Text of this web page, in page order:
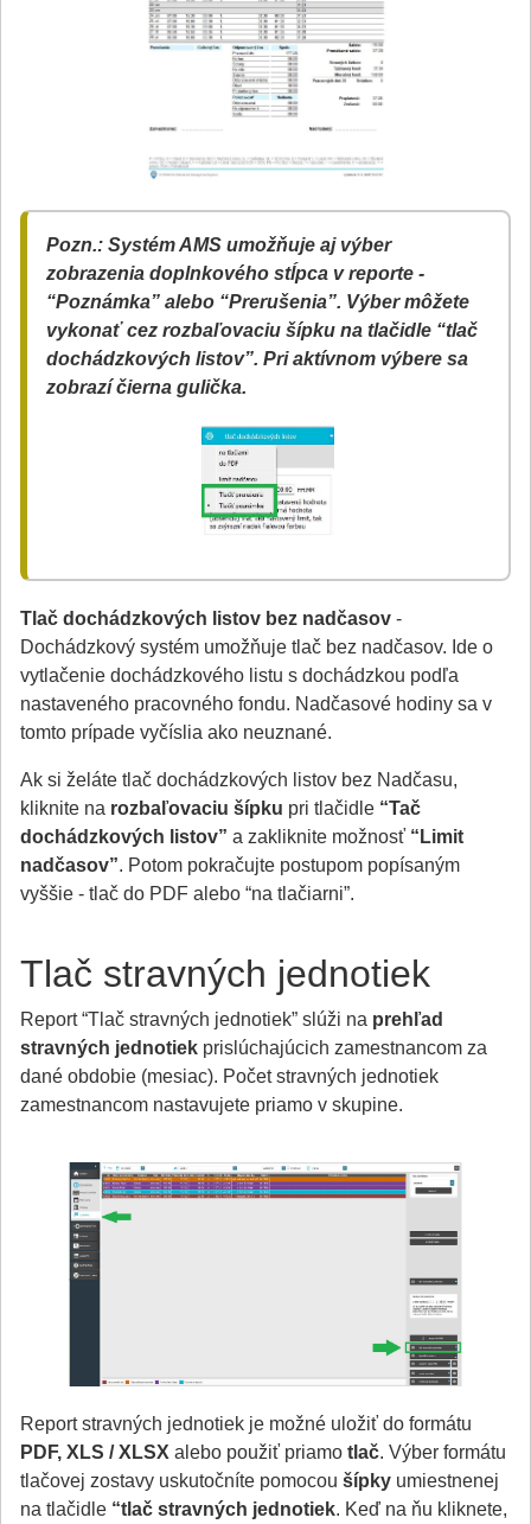
Pozn.: Systém AMS umožňuje aj výber
zobrazenia doplnkového stĺpca v reporte -
“Poznámka” alebo “Prerušenia”. Výber môžete
vykonať cez rozbaľovaciu šípku na tlačidle “tlač
dochádzkových listov”. Pri aktívnom výbere sa
zobrazí čierna gulička.
Tlač dochádzkových listov bez nadčasov -
Dochádzkový systém umožňuje tlač bez nadčasov. Ide o
vytlačenie dochádzkového listu s dochádzkou podľa
nastaveného pracovného fondu. Nadčasové hodiny sa v
tomto prípade vyčíslia ako neuznané.
Ak si želáte tlač dochádzkových listov bez Nadčasu,
kliknite na rozbaľovaciu šípku pri tlačidle “Tač
dochádzkových listov” a zakliknite možnosť “Limit
nadčasov”. Potom pokračujte postupom popísaným
vyššie - tlač do PDF alebo “na tlačiarni”.
Tlač stravných jednotiek
Report “Tlač stravných jednotiek” slúži na prehľad
stravných jednotiek prislúchajúcich zamestnancom za
dané obdobie (mesiac). Počet stravných jednotiek
zamestnancom nastavujete priamo v skupine.
Report stravných jednotiek je možné uložiť do formátu
PDF, XLS / XLSX alebo použiť priamo tlač. Výber formátu
tlačovej zostavy uskutočníte pomocou šípky umiestnenej
na tlačidle “tlač stravných jednotiek. Keď na ňu kliknete,